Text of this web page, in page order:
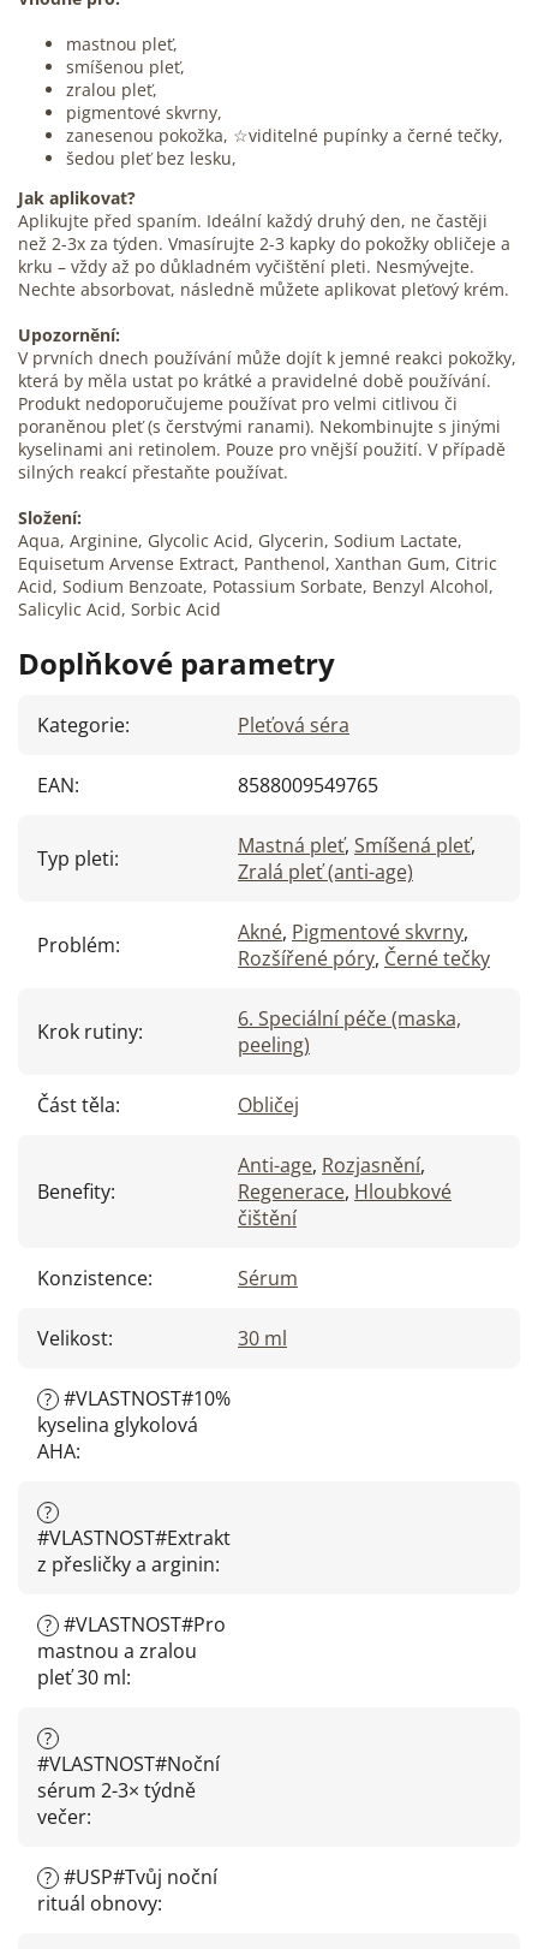
mastnou pleť,
smíšenou pleť,
zralou pleť,
pigmentové skvrny,
zanesenou pokožka, ☆viditelné pupínky a černé tečky,
šedou pleť bez lesku,
Jak aplikovat?
Aplikujte před spaním. Ideální každý druhý den, ne častěji
než 2-3x za týden. Vmasírujte 2-3 kapky do pokožky obličeje a
krku – vždy až po důkladném vyčištění pleti. Nesmývejte.
Nechte absorbovat, následně můžete aplikovat pleťový krém.
Upozornění:
V prvních dnech používání může dojít k jemné reakci pokožky,
která by měla ustat po krátké a pravidelné době používání.
Produkt nedoporučujeme používat pro velmi citlivou či
poraněnou pleť (s čerstvými ranami). Nekombinujte s jinými
kyselinami ani retinolem. Pouze pro vnější použití. V případě
silných reakcí přestaňte používat.
Složení:
Aqua, Arginine, Glycolic Acid, Glycerin, Sodium Lactate,
Equisetum Arvense Extract, Panthenol, Xanthan Gum, Citric
Acid, Sodium Benzoate, Potassium Sorbate, Benzyl Alcohol,
Salicylic Acid, Sorbic Acid
Doplňkové parametry
Kategorie: Pleťová séra
EAN: 8588009549765
Typ pleti: Mastná pleť, Smíšená pleť,
Zralá pleť (anti-age)
Problém: Akné, Pigmentové skvrny,
Rozšířené póry, Černé tečky
Krok rutiny:
6. Speciální péče (maska,
peeling)
Část těla: Obličej
Benefity:
Anti-age, Rozjasnění,
Regenerace, Hloubkové
čištění
Konzistence: Sérum
Velikost: 30 ml
? #VLASTNOST#10%
kyselina glykolová
AHA:
?
#VLASTNOST#Extrakt
z přesličky a arginin:
? #VLASTNOST#Pro
mastnou a zralou
pleť 30 ml:
?
#VLASTNOST#Noční
sérum 2-3× týdně
večer:
? #USP#Tvůj noční
rituál obnovy: